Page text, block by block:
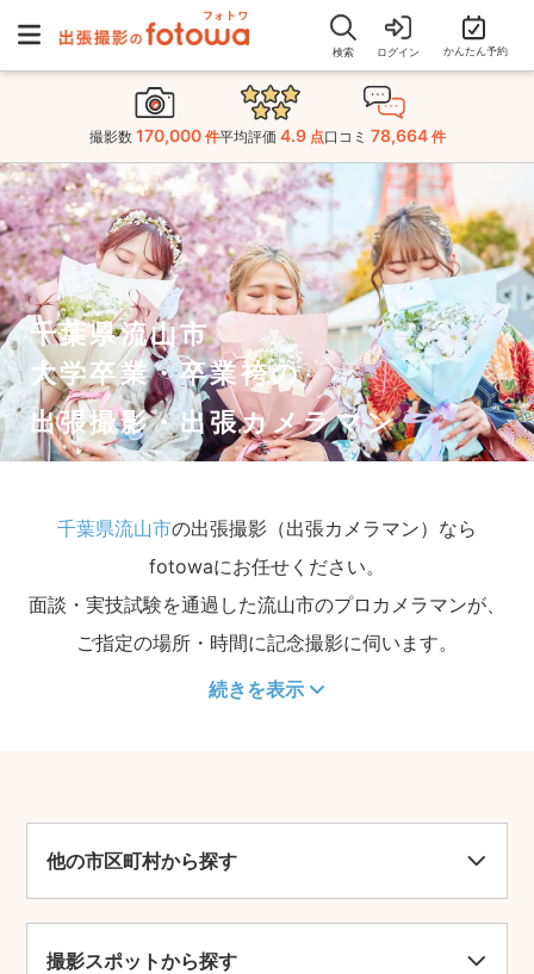
検索 ログイン かんたん予約
撮影数 170,000 件平均評価 4.9 点口コミ 78,664 件
千葉県流山市
大学卒業・卒業袴の
出張撮影・出張カメラマン
千葉県流山市の出張撮影（出張カメラマン）なら
fotowaにお任せください。
面談・実技試験を通過した流山市のプロカメラマンが、
ご指定の場所・時間に記念撮影に伺います。
続きを表示
他の市区町村から探す
撮影スポットから探す